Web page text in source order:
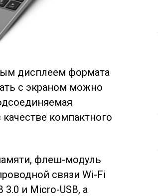
дисплеем формата
с экраном можно
компактного
флеш-модуль
связи Wi-Fi
3.0 и Micro-USB, а